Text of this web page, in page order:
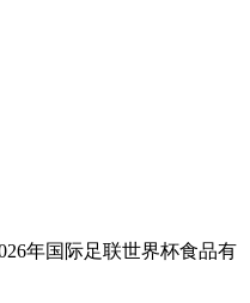
年国际足联世界杯食品有